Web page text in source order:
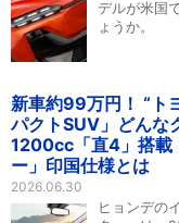
デルが米国
ょうか。
新車約99万円！ “ト
パクトSUV」どんな
1200cc「直4」搭載
ー」印国仕様とは
2026.06.30
ヒョンデの